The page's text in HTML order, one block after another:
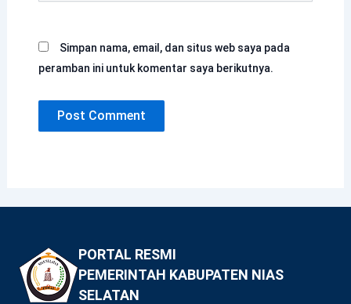
Simpan nama, email, dan situs web saya pada
peramban ini untuk komentar saya berikutnya.
PORTAL RESMI
PEMERINTAH KABUPATEN NIAS
SELATAN